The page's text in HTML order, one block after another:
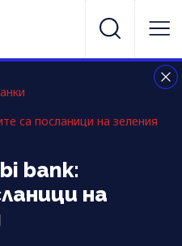
са посланици на зеления
bank:
на